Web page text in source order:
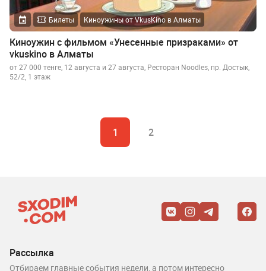
Билеты Киноужины от VkusKino в Алматы
Киноужин с фильмом «Унесенные призраками» от
vkuskino в Алматы
от 27 000 тенге, 12 августа и 27 августа, Ресторан Noodles, пр. Достык,
52/2, 1 этаж
1 2
Рассылка
Отбираем главные события недели, а потом интересно